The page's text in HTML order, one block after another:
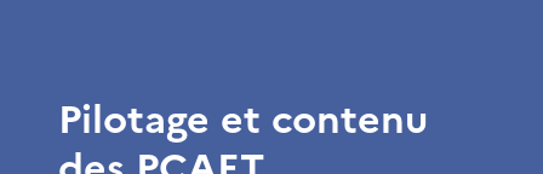
Pilotage et contenu